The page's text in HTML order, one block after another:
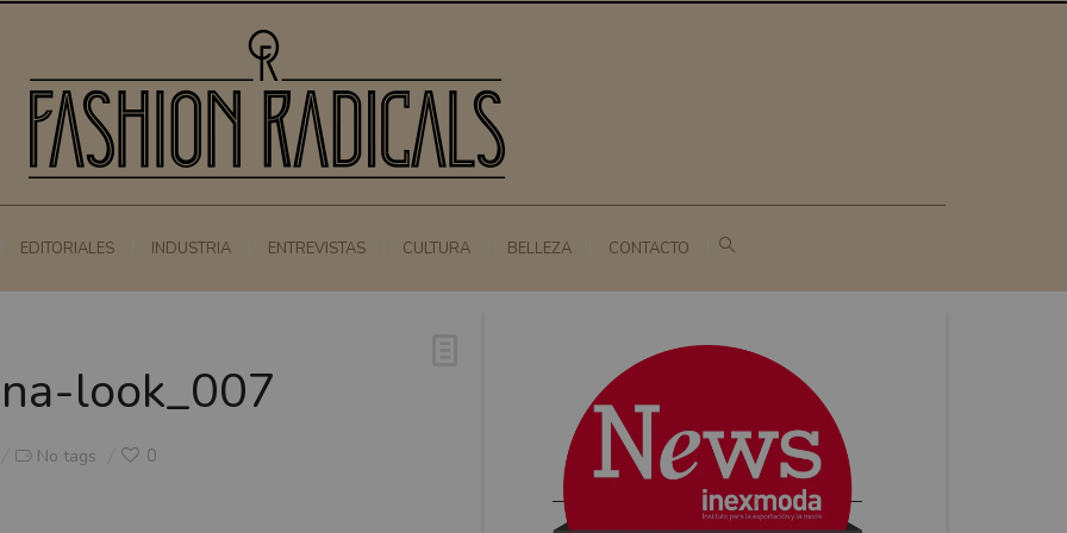
EDITORIALES INDUSTRIA ENTREVISTAS CULTURA BELLEZA CONTACTO
look_007
No tags 0